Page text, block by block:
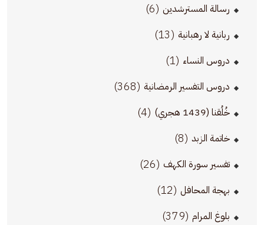
رسالة المسترشدين (6)
ربانية لا رهبانية (13)
دروس النساء (1)
دروس التفسير الرمضانية (368)
خُلُقنا (1439 هجري) (4)
خاتمة الزبد (8)
تفسير سورة الكهف (26)
بهجة المحافل (12)
بلوغ المرام (379)